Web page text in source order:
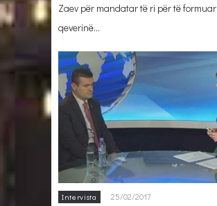
Zaev për mandatar të ri për të formuar
qeverinë…
Intervista 25/02/2017